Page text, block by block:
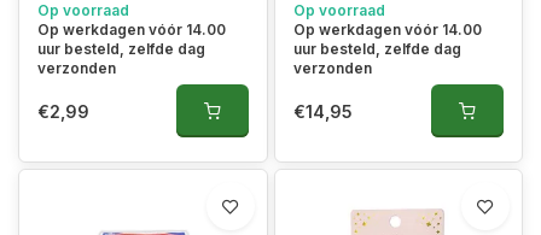
Op voorraad
Op werkdagen vóór 14.00
uur besteld, zelfde dag
verzonden
€2,99
Op voorraad
Op werkdagen vóór 14.00
uur besteld, zelfde dag
verzonden
€14,95